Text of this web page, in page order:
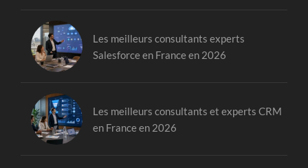
Les meilleurs consultants experts
Salesforce en France en 2026
Les meilleurs consultants et experts CRM
en France en 2026